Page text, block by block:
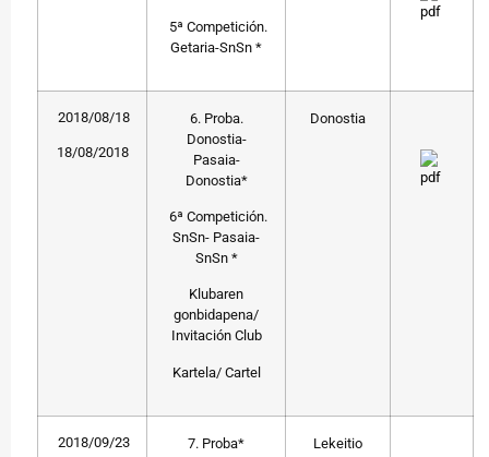
5ª Competición.
Getaria-SnSn *
2018/08/18
18/08/2018
6. Proba.
Donostia-
Pasaia-
Donostia*
6ª Competición.
SnSn- Pasaia-
SnSn *
Klubaren
gonbidapena/
Invitación Club
Kartela/ Cartel
Donostia
2018/09/23 7. Proba* Lekeitio